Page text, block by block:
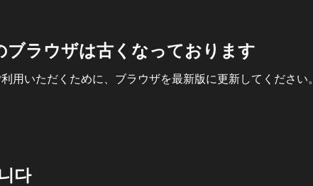
ラウザは古くなっております
用いただくために、ブラウザを最新版に更新してください。
다